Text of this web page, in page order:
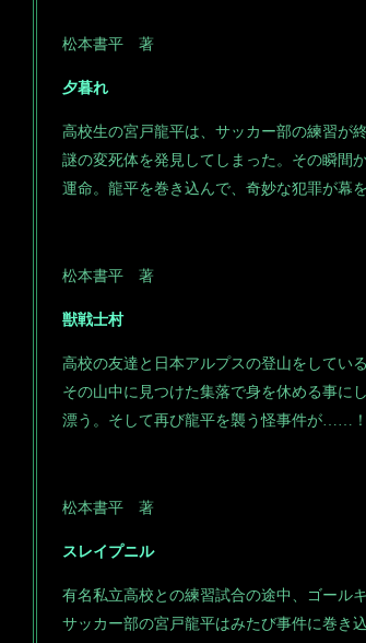
松本書平 著
夕暮れ
高校生の宮戸龍平は、サッカー部の練習が
謎の変死体を発見してしまった。その瞬間
運命。龍平を巻き込んで、奇妙な犯罪が幕
松本書平 著
獣戦士村
高校の友達と日本アルプスの登山をしてい
その山中に見つけた集落で身を休める事に
漂う。そして再び龍平を襲う怪事件が……！
松本書平 著
スレイプニル
有名私立高校との練習試合の途中、ゴール
サッカー部の宮戸龍平はみたび事件に巻き